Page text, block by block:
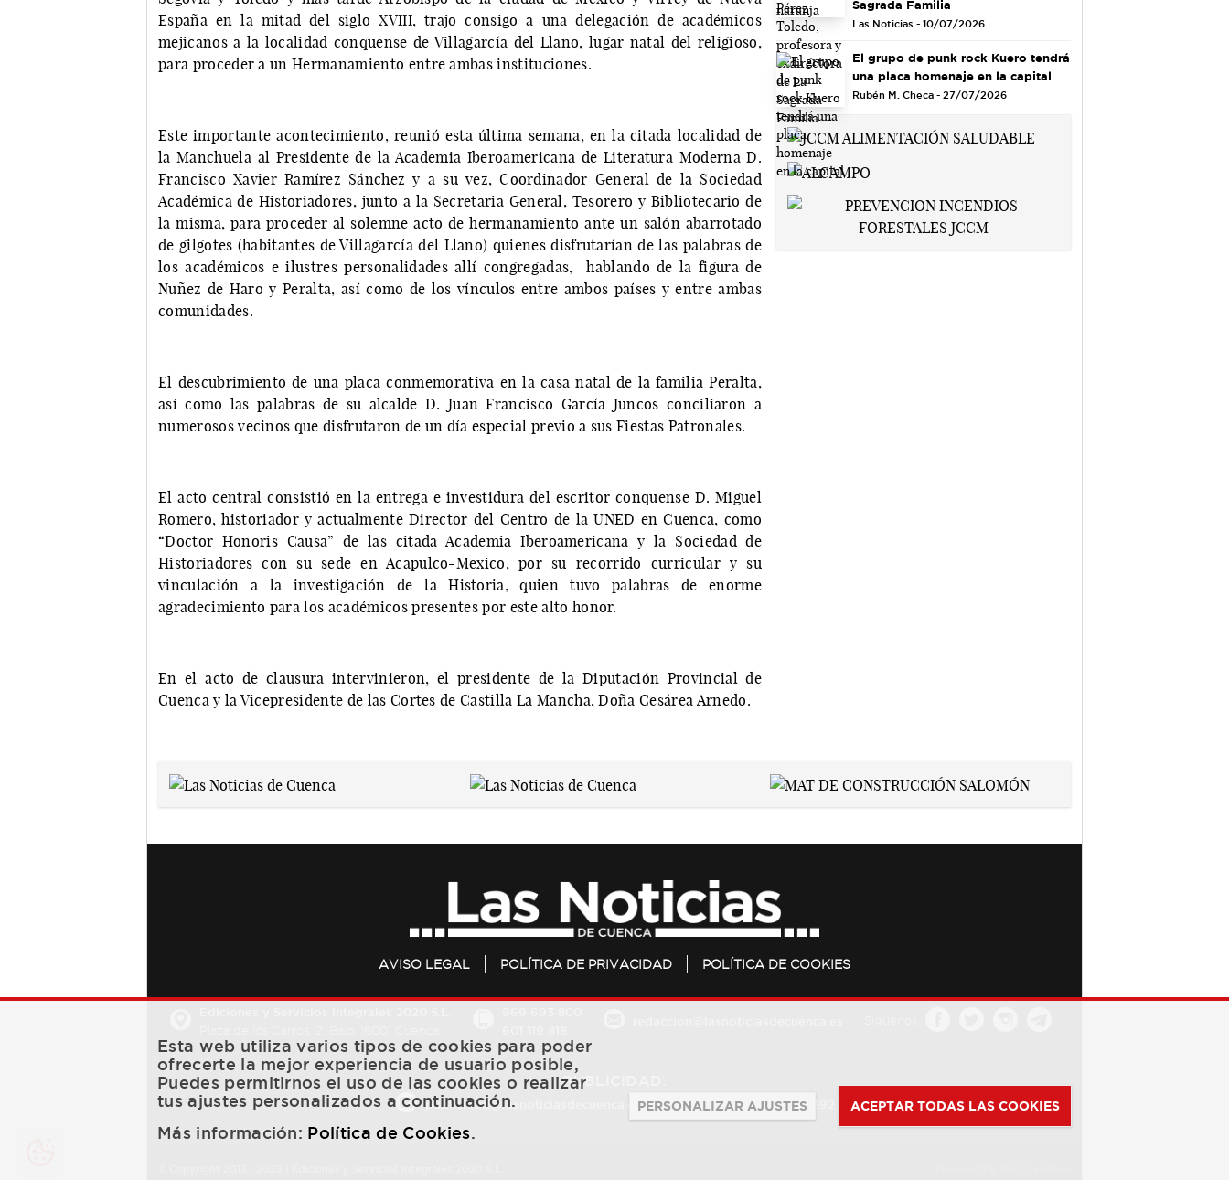
España en la mitad del siglo XVIII, trajo consigo a una delegación de académicos
mejicanos a la localidad conquense de Villagarcía del Llano, lugar natal del religioso,
para proceder a un Hermanamiento entre ambas instituciones.
Este importante acontecimiento, reunió esta última semana, en la citada localidad de
la Manchuela al Presidente de la Academia Iberoamericana de Literatura Moderna D.
Francisco Xavier Ramírez Sánchez y a su vez, Coordinador General de la Sociedad
Académica de Historiadores, junto a la Secretaria General, Tesorero y Bibliotecario de
la misma, para proceder al solemne acto de hermanamiento ante un salón abarrotado
de gilgotes (habitantes de Villagarcía del Llano) quienes disfrutarían de las palabras de
los académicos e ilustres personalidades allí congregadas, hablando de la figura de
Nuñez de Haro y Peralta, así como de los vínculos entre ambos países y entre ambas
comunidades.
El descubrimiento de una placa conmemorativa en la casa natal de la familia Peralta,
así como las palabras de su alcalde D. Juan Francisco García Juncos conciliaron a
numerosos vecinos que disfrutaron de un día especial previo a sus Fiestas Patronales.
El acto central consistió en la entrega e investidura del escritor conquense D. Miguel
Romero, historiador y actualmente Director del Centro de la UNED en Cuenca, como
“Doctor Honoris Causa” de las citada Academia Iberoamericana y la Sociedad de
Historiadores con su sede en Acapulco-Mexico, por su recorrido curricular y su
vinculación a la investigación de la Historia, quien tuvo palabras de enorme
agradecimiento para los académicos presentes por este alto honor.
En el acto de clausura intervinieron, el presidente de la Diputación Provincial de
Cuenca y la Vicepresidente de las Cortes de Castilla La Mancha, Doña Cesárea Arnedo.
Sagrada Familia
Las Noticias - 10/07/2026
El grupo de punk rock Kuero tendrá
una placa homenaje en la capital
Rubén M. Checa - 27/07/2026
AVISO LEGAL POLÍTICA DE PRIVACIDAD POLÍTICA DE COOKIES
PUBLICIDAD:
publicidad@lasnoticiasdecuenca.es 684 126 573 / 670 726 392
Esta web utiliza varios tipos de cookies para poder
ofrecerte la mejor experiencia de usuario posible,
Puedes permitirnos el uso de las cookies o realizar
tus ajustes personalizados a continuación.
Más información: Política de Cookies.
PERSONALIZAR AJUSTES ACEPTAR TODAS LAS COOKIES